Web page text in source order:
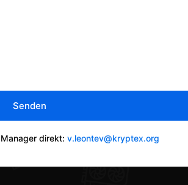
Senden
direkt: v.leontev@kryptex.org